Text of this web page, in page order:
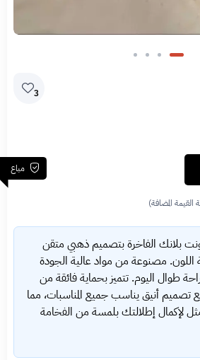
3
مباع
المضافة)
بلانك الفاخرة بتصميم ذهبي متقن
مصنوعة من مواد عالية الجودة
طوال اليوم. تتميز بحماية فائقة من
أنيق يناسب جميع المناسبات، مما
لإكمال إطلالتك بلمسة من الفخامة